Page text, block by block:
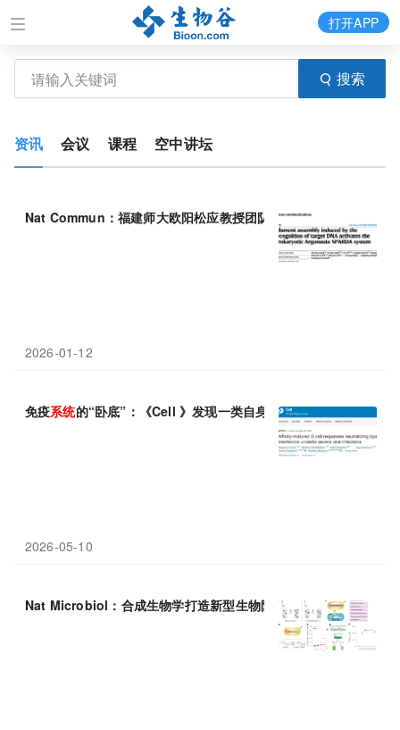
搜索
打开APP
资讯 会议 课程 空中讲坛
Nat Commun：福建师大欧阳松应教授团队揭示细菌抗噬菌体
2026-01-12
免疫系统的“卧底”：《Cell 》发现一类自身抗体早在感染前就已“
2026-05-10
Nat Microbiol：合成生物学打造新型生物防护系统